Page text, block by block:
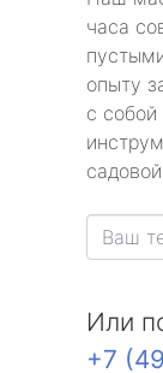
часа
опыту
с
Или
+7